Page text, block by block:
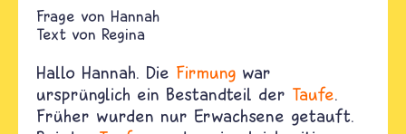
Hannah
Text von Regina
Hallo Hannah. Die Firmung war
ursprünglich ein Bestandteil der Taufe.
Früher wurden nur Erwachsene getauft.